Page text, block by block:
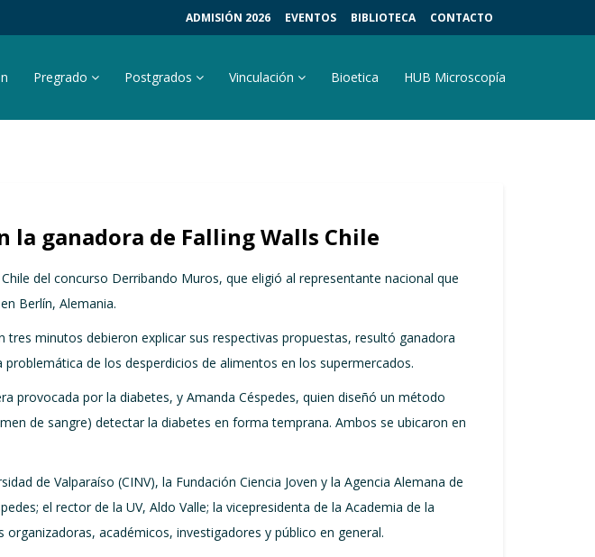
ADMISIÓN 2026 EVENTOS BIBLIOTECA CONTACTO
Pregrado Postgrados Vinculación Bioetica HUB Microscopía
ganadora de Falling Walls Chile
del concurso Derribando Muros, que eligió al representante nacional que
Berlín, Alemania.
minutos debieron explicar sus respectivas propuestas, resultó ganadora
de los desperdicios de alimentos en los supermercados.
provocada por la diabetes, y Amanda Céspedes, quien diseñó un método
de sangre) detectar la diabetes en forma temprana. Ambos se ubicaron en
de Valparaíso (CINV), la Fundación Ciencia Joven y la Agencia Alemana de
el rector de la UV, Aldo Valle; la vicepresidenta de la Academia de la
académicos, investigadores y público en general.